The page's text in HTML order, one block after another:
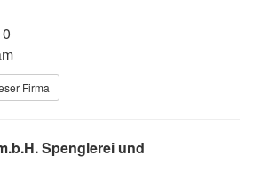
Firma
Spenglerei und